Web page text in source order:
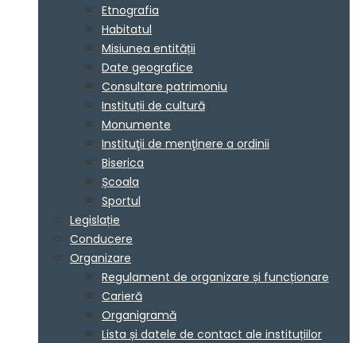
Etnografia
Habitatul
Misiunea entității
Date geografice
Consultare patrimoniu
Instituții de cultură
Monumente
Instituţii de menţinere a ordinii
Biserica
Școala
Sportul
Legislație
Conducere
Organizare
Regulament de organizare și funcționare
Carieră
Organigramă
Lista și datele de contact ale instituțiilor